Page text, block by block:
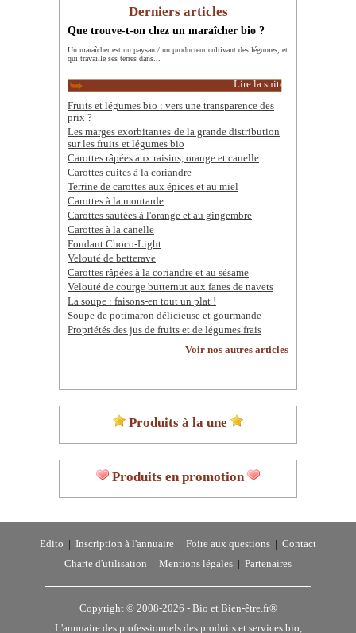
Derniers articles
Que trouve-t-on chez un maraîcher bio ?
Un maraîcher est un paysan / un producteur cultivant des légumes, et
qui travaille ses terres dans...
Lire la suite
Fruits et légumes bio : vers une transparence des
prix ?
Les marges exorbitantes de la grande distribution
sur les fruits et légumes bio
Carottes râpées aux raisins, orange et canelle
Carottes cuites à la coriandre
Terrine de carottes aux épices et au miel
Carottes à la moutarde
Carottes sautées à l'orange et au gingembre
Carottes à la canelle
Fondant Choco-Light
Velouté de betterave
Carottes râpées à la coriandre et au sésame
Velouté de courge butternut aux fanes de navets
La soupe : faisons-en tout un plat !
Soupe de potimaron délicieuse et gourmande
Propriétés des jus de fruits et de légumes frais
Voir nos autres articles
Produits à la une
Produits en promotion
Edito Inscription à l'annuaire Foire aux questions
Contact
Charte d'utilisation
Mentions légales Partenaires
Copyright © 2008-2026 - Bio et Bien-être.fr®
L'annuaire des professionnels des produits et services bio,